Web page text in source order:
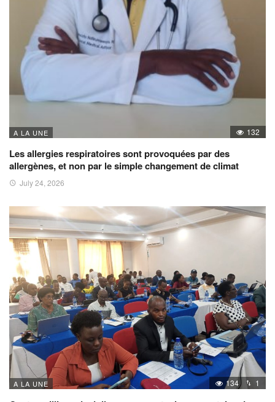
A LA UNE 132
Les allergies respiratoires sont provoquées par des
allergènes, et non par le simple changement de climat
July 24, 2026
A LA UNE 134 1